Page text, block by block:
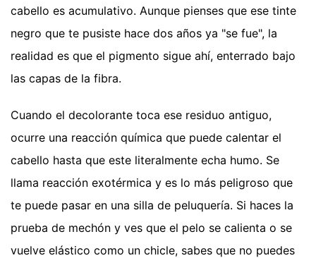
cabello es acumulativo. Aunque pienses que ese tinte
negro que te pusiste hace dos años ya "se fue", la
realidad es que el pigmento sigue ahí, enterrado bajo
las capas de la fibra.
Cuando el decolorante toca ese residuo antiguo,
ocurre una reacción química que puede calentar el
cabello hasta que este literalmente echa humo. Se
llama reacción exotérmica y es lo más peligroso que
te puede pasar en una silla de peluquería. Si haces la
prueba de mechón y ves que el pelo se calienta o se
vuelve elástico como un chicle, sabes que no puedes